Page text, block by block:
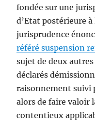
fondée sur une
d’Etat postérieure à
jurisprudence
référé suspension
sujet de deux
déclarés
raisonnement suivi
alors de faire valoir
contentieux